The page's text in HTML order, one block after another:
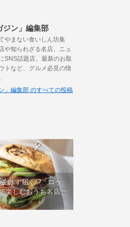
ジン」編集部
やまない食いしん坊集
や知られざる名店、ニュ
SNS話題店、最新のお取
トなど、グルメ必見の情
」編集部 のすべての投稿
ばず届く!?「ロケ
楽しむおうち名店ご